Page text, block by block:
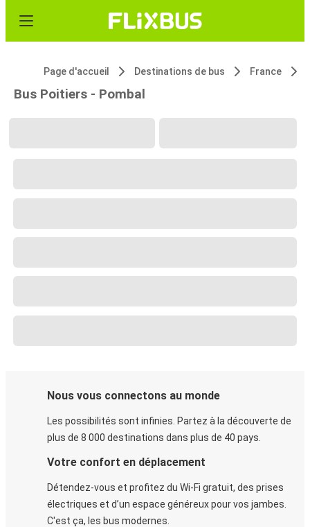
Page d'accueil Destinations de bus France
Bus Poitiers - Pombal
Nous vous connectons au monde
Les possibilités sont infinies. Partez à la découverte de
plus de 8 000 destinations dans plus de 40 pays.
Votre confort en déplacement
Détendez-vous et profitez du Wi-Fi gratuit, des prises
électriques et d’un espace généreux pour vos jambes.
C'est ça, les bus modernes.